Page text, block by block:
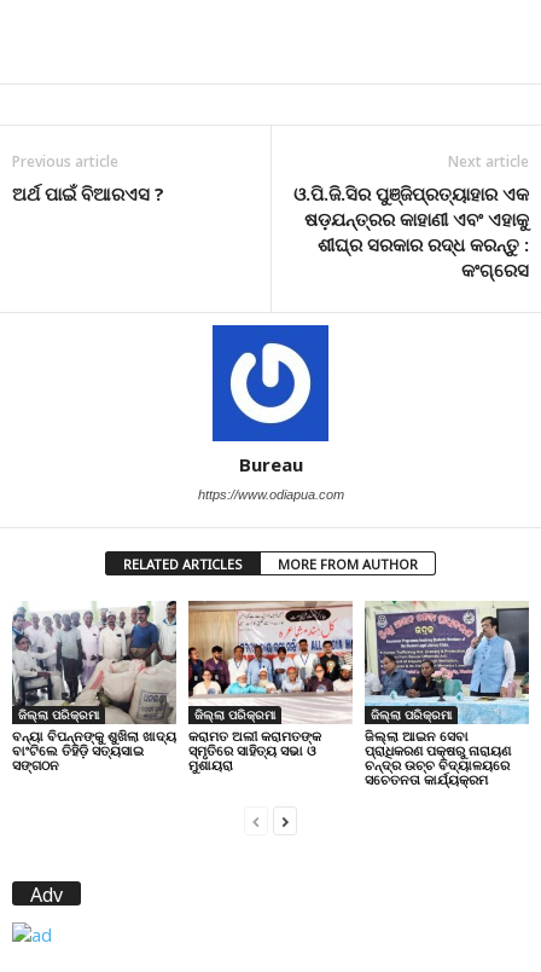
Previous article
ଅର୍ଥ ପାଇଁ ବିଆରଏସ ?
Next article
ଓ.ପି.ଜି.ସିର ପୁଞ୍ଜିପ୍ରତ୍ୟାହାର ଏକ
ଷଡ଼ଯନ୍ତ୍ରର କାହାଣୀ ଏବଂ ଏହାକୁ
ଶୀଘ୍ର ସରକାର ରଦ୍ଧ କରନ୍ତୁ :
କଂଗ୍ରେସ
Bureau
https://www.odiapua.com
RELATED ARTICLES MORE FROM AUTHOR
ଜିଲ୍ଲା ପରିକ୍ରମା
ବନ୍ୟା ବିପନ୍ନଙ୍କୁ ଶୁଖିଲା ଖାଦ୍ୟ
ବାଂଟିଲେ ତିହିଡି଼ ସତ୍ୟସାଇ
ସଙ୍ଗଠନ
ଜିଲ୍ଲା ପରିକ୍ରମା
କରାମତ ଅଲୀ କରାମତଙ୍କ
ସ୍ମୃତିରେ ସାହିତ୍ୟ ସଭା ଓ
ମୁଶାୟରା
ଜିଲ୍ଲା ପରିକ୍ରମା
ଜିଲ୍ଲା ଆଇନ ସେବା
ପ୍ରାଧିକରଣ ପକ୍ଷରୁ ନାରାୟଣ
ଚନ୍ଦ୍ର ଉଚ୍ଚ ବିଦ୍ୟାଳୟରେ
ସଚେତନତା କାର୍ଯ୍ୟକ୍ରମ
Adv